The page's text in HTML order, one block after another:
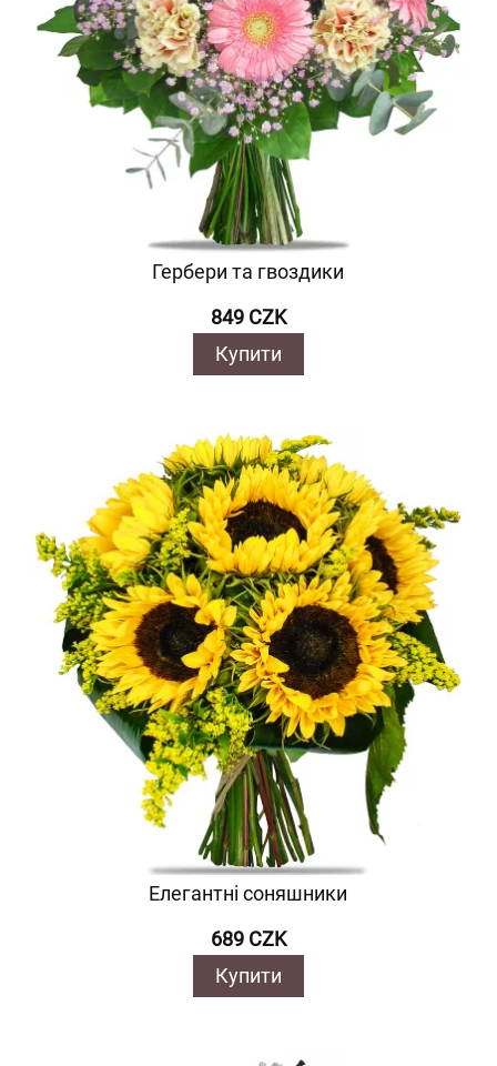
Гербери та гвоздики
849 CZK
Купити
Елегантні соняшники
689 CZK
Купити